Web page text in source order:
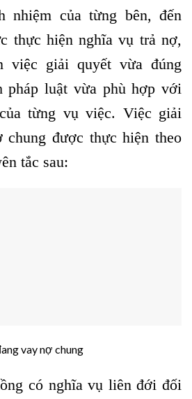
nhiệm của từng bên, đến
thực hiện nghĩa vụ trả nợ,
việc giải quyết vừa đúng
pháp luật vừa phù hợp với
từng vụ việc. Việc giải
chung được thực hiện theo
tắc sau:
vay nợ chung
có nghĩa vụ liên đới đối